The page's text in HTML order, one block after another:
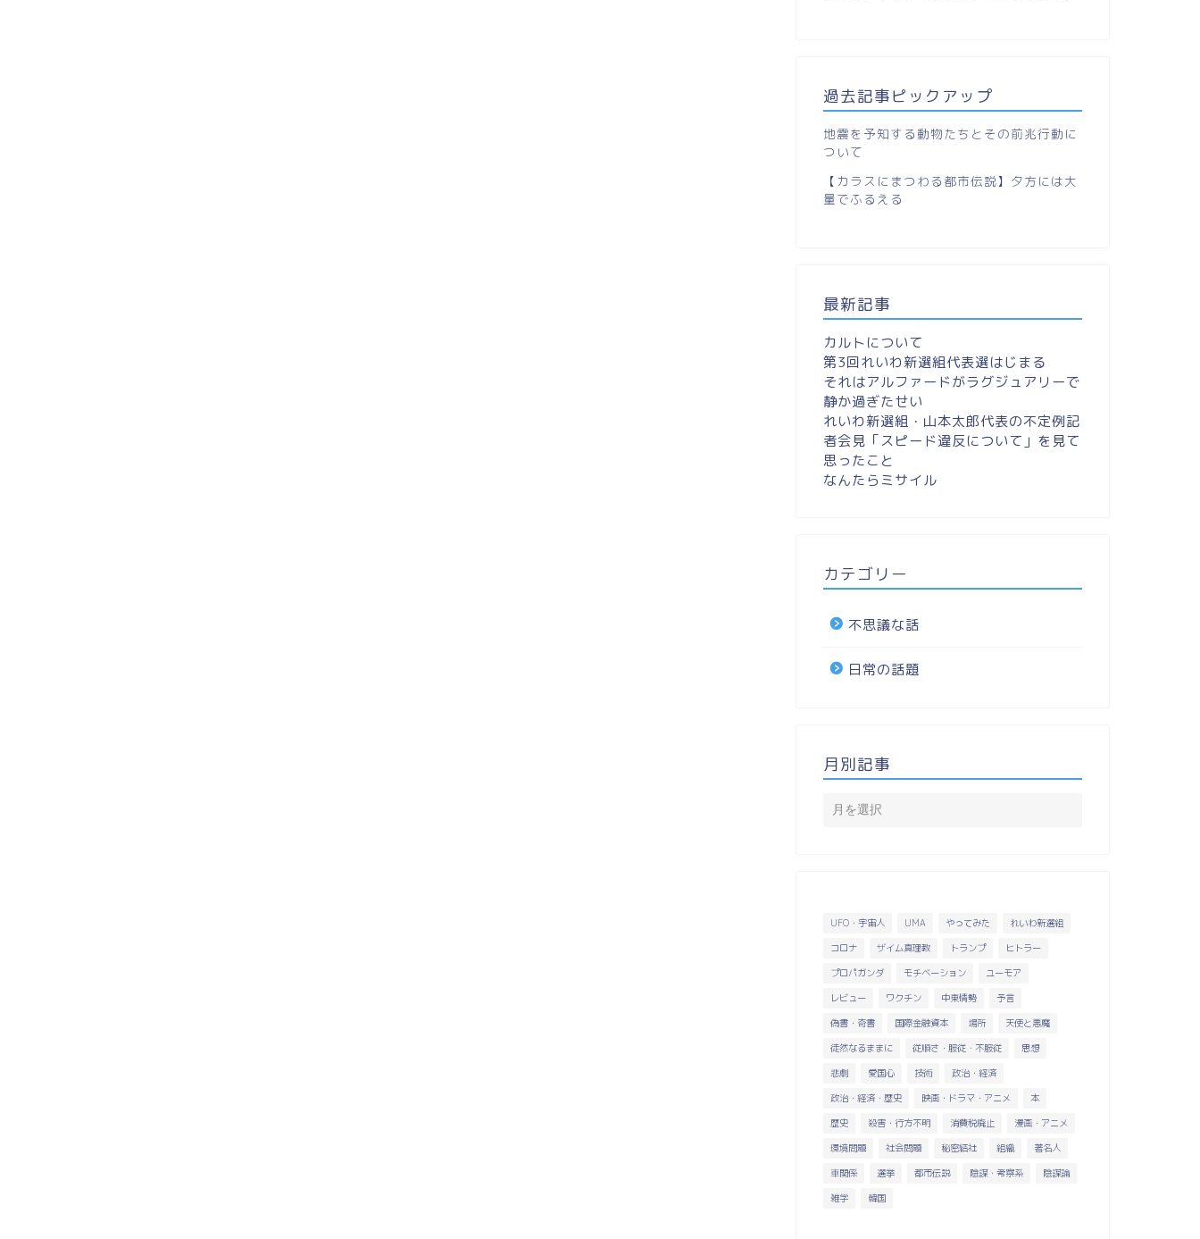
過去記事ピックアップ
地震を予知する動物たちとその前兆行動に
ついて
【カラスにまつわる都市伝説】夕方には大
量でふるえる
最新記事
カルトについて
第3回れいわ新選組代表選はじまる
それはアルファードがラグジュアリーで
静か過ぎたせい
れいわ新選組・山本太郎代表の不定例記
者会見「スピード違反について」を見て
思ったこと
なんたらミサイル
カテゴリー
不思議な話
日常の話題
月別記事
UFO・宇宙人 UMA やってみた
れいわ新選組
コロナ
ザイム真理教 トランプ
ヒトラー
プロパガンダ
モチベーション
ユーモア
レビュー
ワクチン 中東情勢
予言
偽書・奇書
国際金融資本 場所
天使と悪魔
徒然なるままに
従順さ・服従・不服従
思想
悲劇
愛国心 技術
政治・経済
政治・経済・歴史
映画・ドラマ・アニメ
本
歴史
殺害・行方不明 消費税廃止
漫画・アニメ
環境問題
社会問題 秘密結社 組織
著名人
車関係
選挙 都市伝説 陰謀・考察系
陰謀論
雑学
韓国